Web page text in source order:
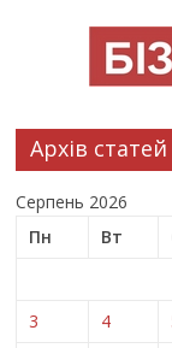
Архів статей
Серпень 2026
Пн
Вт
3
4